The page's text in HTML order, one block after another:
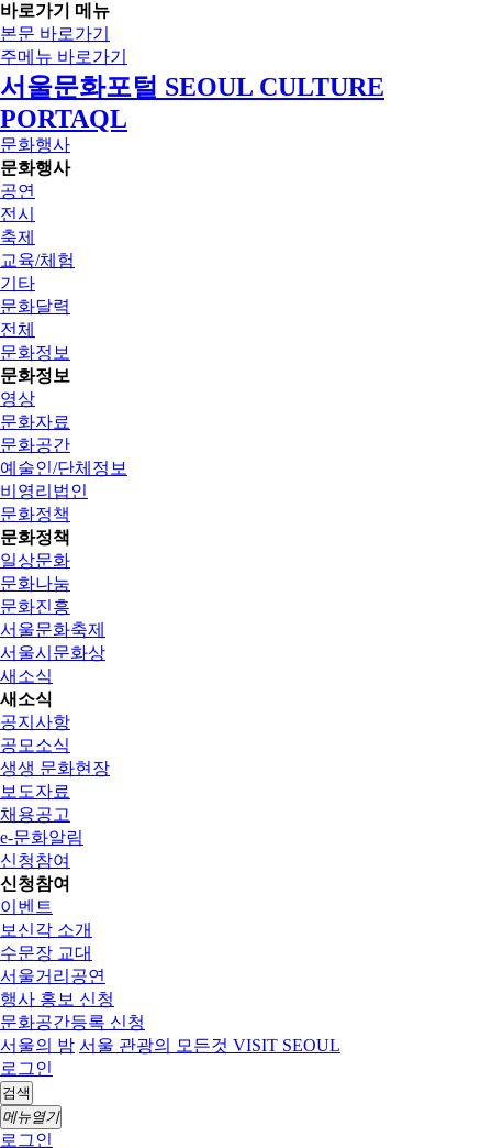
바로가기 메뉴
본문 바로가기
주메뉴 바로가기
서울문화포털 SEOUL CULTURE
PORTAQL
문화행사
문화행사
공연
전시
축제
교육/체험
기타
문화달력
전체
문화정보
문화정보
영상
문화자료
문화공간
예술인/단체정보
비영리법인
문화정책
문화정책
일상문화
문화나눔
문화진흥
서울문화축제
서울시문화상
새소식
새소식
공지사항
공모소식
생생 문화현장
보도자료
채용공고
e-문화알림
신청참여
신청참여
이벤트
보신각 소개
수문장 교대
서울거리공연
행사 홍보 신청
문화공간등록 신청
서울의 밤 서울 관광의 모든것 VISIT SEOUL
로그인
검색
메뉴열기
로그인